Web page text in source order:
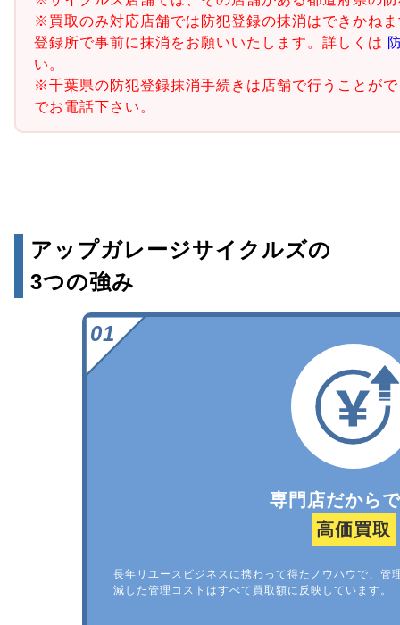
※買取のみ対応店舗では防犯登録の抹消はできかね
登録所で事前に抹消をお願いいたします。詳しくは
い。
※千葉県の防犯登録抹消手続きは店舗で行うことが
でお電話下さい。
アップガレージサイクルズの
3つの強み
専門店だから
高価買取
長年リユースビジネスに携わって得たノウハウで、管
減した管理コストはすべて買取額に反映しています。